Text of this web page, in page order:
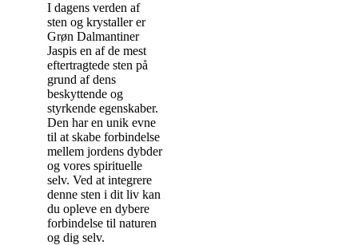
I dagens verden af
sten og krystaller er
Grøn Dalmantiner
Jaspis en af de mest
eftertragtede sten på
grund af dens
beskyttende og
styrkende egenskaber.
Den har en unik evne
til at skabe forbindelse
mellem jordens dybder
og vores spirituelle
selv. Ved at integrere
denne sten i dit liv kan
du opleve en dybere
forbindelse til naturen
og dig selv.